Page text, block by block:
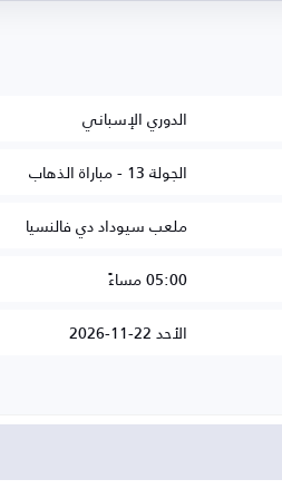
الدوري الإسباني
الجولة 13 - مباراة الذهاب
ملعب سيوداد دي فالنسيا
05:00 مساءً
الأحد 22-11-2026